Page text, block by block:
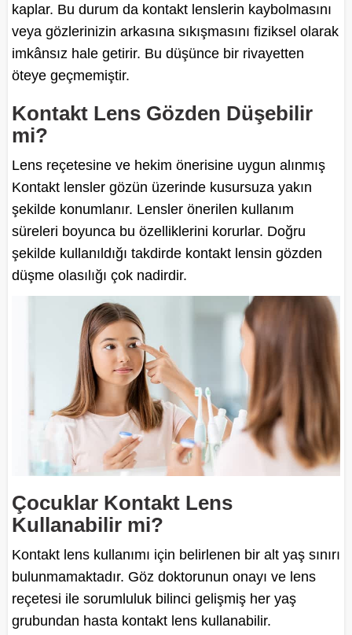
kaplar. Bu durum da kontakt lenslerin kaybolmasını
veya gözlerinizin arkasına sıkışmasını fiziksel olarak
imkânsız hale getirir. Bu düşünce bir rivayetten
öteye geçmemiştir.
Kontakt Lens Gözden Düşebilir
mi?
Lens reçetesine ve hekim önerisine uygun alınmış
Kontakt lensler gözün üzerinde kusursuza yakın
şekilde konumlanır. Lensler önerilen kullanım
süreleri boyunca bu özelliklerini korurlar. Doğru
şekilde kullanıldığı takdirde kontakt lensin gözden
düşme olasılığı çok nadirdir.
Çocuklar Kontakt Lens
Kullanabilir mi?
Kontakt lens kullanımı için belirlenen bir alt yaş sınırı
bulunmamaktadır. Göz doktorunun onayı ve lens
reçetesi ile sorumluluk bilinci gelişmiş her yaş
grubundan hasta kontakt lens kullanabilir.